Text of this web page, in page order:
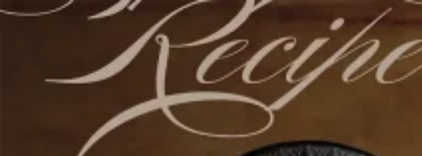
Перейти к основному содержанию Перейти к нижнему колонтитулу